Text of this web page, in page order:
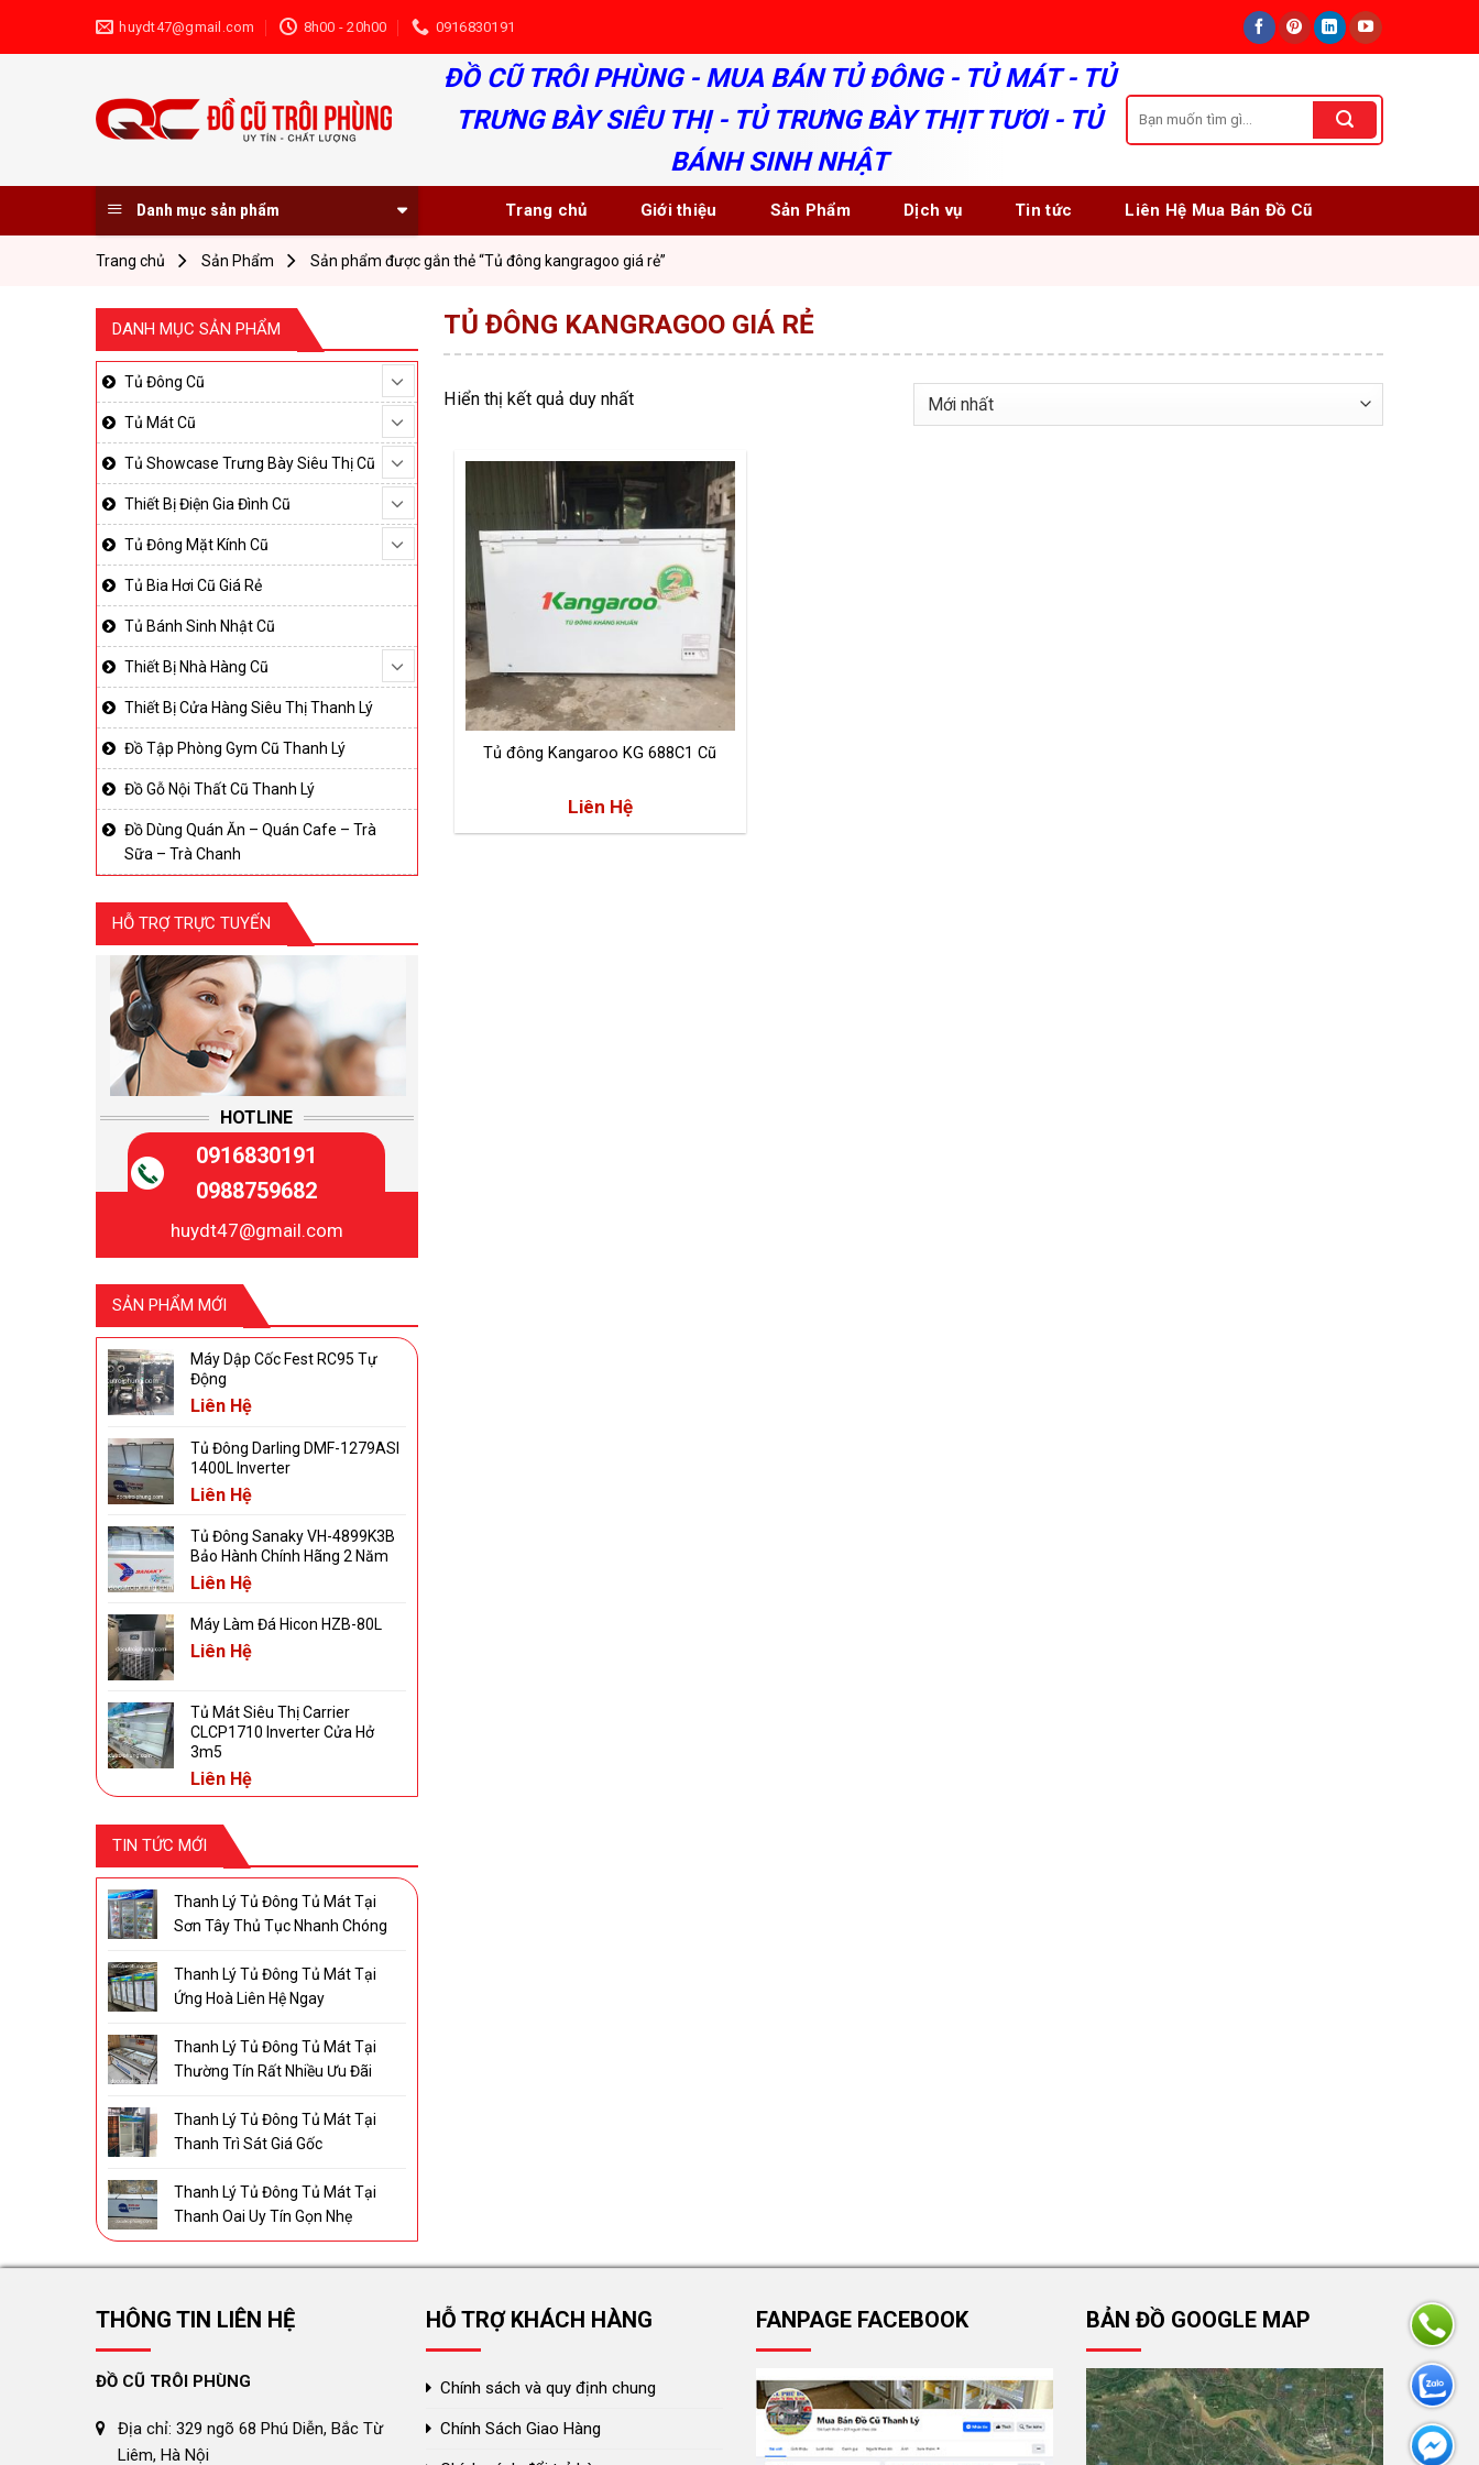
huydt47@gmail.com 8h00 - 20h00 0916830191
ĐỒ CŨ TRÔI PHÙNG - MUA BÁN TỦ ĐÔNG - TỦ MÁT - TỦ
TRƯNG BÀY SIÊU THỊ - TỦ TRƯNG BÀY THỊT TƯƠI - TỦ
BÁNH SINH NHẬT
kiếm:
Danh mục sản phẩm Trang chủ Giới thiệu Sản Phẩm Dịch vụ Tin tức Liên Hệ Mua Bán Đồ Cũ
Trang chủ Sản Phẩm Sản phẩm được gắn thẻ “Tủ đông kangragoo giá rẻ”
DANH MỤC SẢN PHẨM
Tủ Đông Cũ
Tủ Mát Cũ
Tủ Showcase Trưng Bày Siêu Thị Cũ
Thiết Bị Điện Gia Đình Cũ
Tủ Đông Mặt Kính Cũ
Tủ Bia Hơi Cũ Giá Rẻ
Tủ Bánh Sinh Nhật Cũ
Thiết Bị Nhà Hàng Cũ
Thiết Bị Cửa Hàng Siêu Thị Thanh Lý
Đồ Tập Phòng Gym Cũ Thanh Lý
Đồ Gỗ Nội Thất Cũ Thanh Lý
Đồ Dùng Quán Ăn – Quán Cafe – Trà
Sữa – Trà Chanh
HỖ TRỢ TRỰC TUYẾN
HOTLINE
0916830191
0988759682
huydt47@gmail.com
SẢN PHẨM MỚI
Máy Dập Cốc Fest RC95 Tự
Động
Liên Hệ
Tủ Đông Darling DMF-1279ASI
1400L Inverter
Liên Hệ
Tủ Đông Sanaky VH-4899K3B
Bảo Hành Chính Hãng 2 Năm
Liên Hệ
Máy Làm Đá Hicon HZB-80L
Liên Hệ
Tủ Mát Siêu Thị Carrier
CLCP1710 Inverter Cửa Hở
3m5
Liên Hệ
TIN TỨC MỚI
Thanh Lý Tủ Đông Tủ Mát Tại
Sơn Tây Thủ Tục Nhanh Chóng
Thanh Lý Tủ Đông Tủ Mát Tại
Ứng Hoà Liên Hệ Ngay
Thanh Lý Tủ Đông Tủ Mát Tại
Thường Tín Rất Nhiều Ưu Đãi
Thanh Lý Tủ Đông Tủ Mát Tại
Thanh Trì Sát Giá Gốc
Thanh Lý Tủ Đông Tủ Mát Tại
Thanh Oai Uy Tín Gọn Nhẹ
TỦ ĐÔNG KANGRAGOO GIÁ RẺ
Hiển thị kết quả duy nhất
Tủ đông Kangaroo KG 688C1 Cũ
Liên Hệ
THÔNG TIN LIÊN HỆ
ĐỒ CŨ TRÔI PHÙNG
Địa chỉ: 329 ngõ 68 Phú Diễn, Bắc Từ
Liêm, Hà Nội
HỖ TRỢ KHÁCH HÀNG
Chính sách và quy định chung
Chính Sách Giao Hàng
FANPAGE FACEBOOK BẢN ĐỒ GOOGLE MAP